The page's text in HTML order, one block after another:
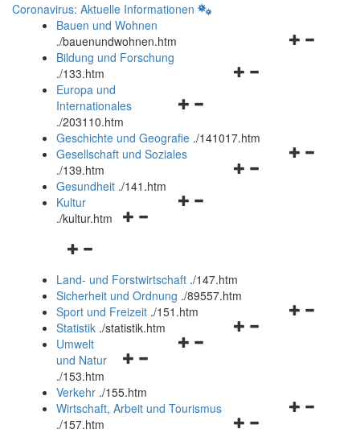
Coronavirus: Aktuelle Informationen
Bauen und Wohnen
./bauenundwohnen.htm
Navigationsmenü
Bildung und Forschung
./133.htm
Navigationsmenü
und
schließen
Europa und
Internationales
./203110.htm
Geschichte und Geografie ./141017.htm
Navigationsmenü
Gesellschaft und Soziales
./139.htm
Navigationsmenü
Gesundheit ./141.htm
Navigationsmenü
Kultur
./kultur.htm
Navigationsmenü
und
schließen
Land- und Forstwirtschaft ./147.htm
Sicherheit und Ordnung ./89557.htm
Navigationsmenü
Sport und Freizeit ./151.htm
Navigationsmenü
Statistik ./statistik.htm
Navigationsmenü
und
schließen
Umwelt
und Natur
./153.htm
Verkehr ./155.htm
Navigationsmenü
Wirtschaft, Arbeit und Tourismus
./157.htm